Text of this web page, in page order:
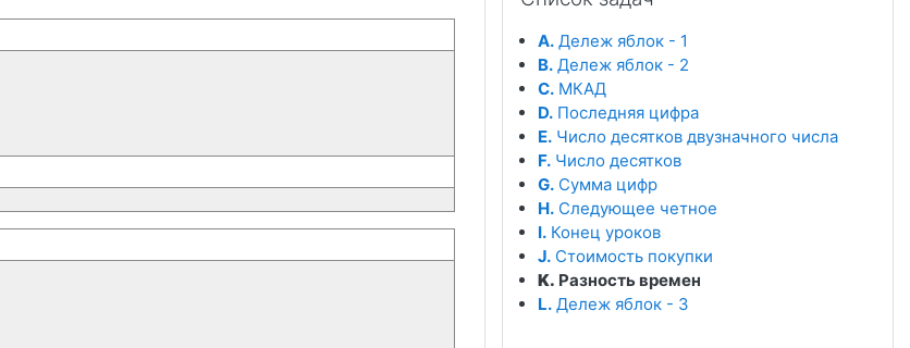
A. Дележ яблок - 1
B. Дележ яблок - 2
C. МКАД
D. Последняя цифра
E. Число десятков двузначного числа
F. Число десятков
G. Сумма цифр
H. Следующее четное
I. Конец уроков
J. Стоимость покупки
K. Разность времен
L. Дележ яблок - 3